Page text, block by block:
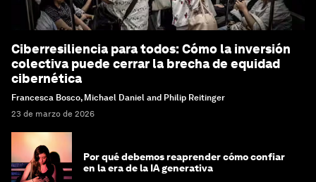
Ciberresiliencia para todos: Cómo la inversión
colectiva puede cerrar la brecha de equidad
cibernética
Francesca Bosco, Michael Daniel and Philip Reitinger
23 de marzo de 2026
Por qué debemos reaprender cómo confiar
en la era de la IA generativa